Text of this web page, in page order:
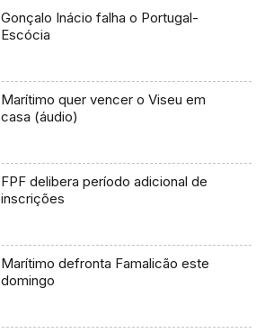
Gonçalo Inácio falha o Portugal-
Escócia
Marítimo quer vencer o Viseu em
casa (áudio)
FPF delibera período adicional de
inscrições
Marítimo defronta Famalicão este
domingo